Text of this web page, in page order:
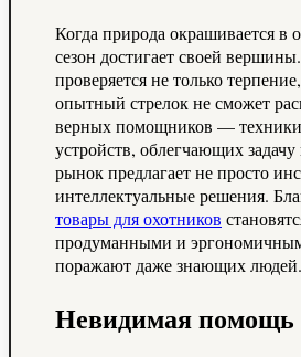
Когда природа окрашивается в
сезон достигает своей
проверяется не только
опытный стрелок не сможет
верных помощников —
устройств, облегчающих
рынок предлагает не просто
интеллектуальные решения.
товары для охотников
продуманными и
поражают даже знающих людей.
Невидимая помощь